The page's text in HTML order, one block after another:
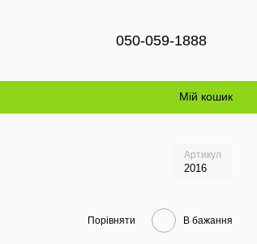
050-059-1888
Мій кошик
Артикул
2016
Порівняти В бажання